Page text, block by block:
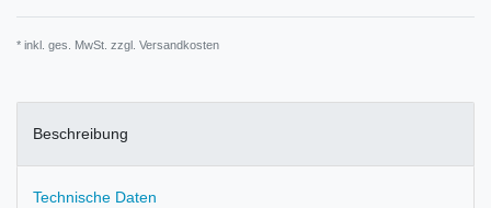
* inkl. ges. MwSt. zzgl. Versandkosten
Beschreibung
Technische Daten